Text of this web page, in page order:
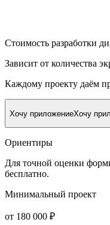
Стоимость разработки
Зависит от количества
Каждому проекту даём
Хочу приложениеХочу
Ориентиры
Для точной оценки
бесплатно.
Минимальный проект
от 180 000 ₽